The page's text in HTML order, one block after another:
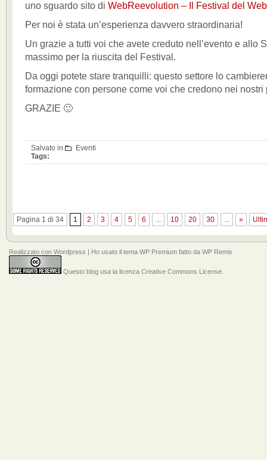
uno sguardo sito di WebReevolution – Il Festival del
Per noi è stata un’esperienza davvero straordinaria!
Un grazie a tutti voi che avete creduto nell’evento e allo
massimo per la riuscita del Festival.
Da oggi potete stare tranquilli: questo settore lo
formazione con persone come voi che credono nei nostri
GRAZIE 🙂
Salvato in
Eventi
Tags:
Pagina 1 di 34 1 2 3 4 5 6 ... 10 20 30 ... »
Realizzato con Wordpress | Ho usato il tema WP Premium fatto da WP Remix
Questo blog usa la licenza Creative Commons License